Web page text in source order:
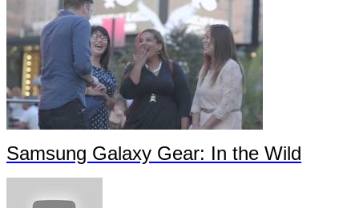
Samsung Galaxy Gear: In the Wild